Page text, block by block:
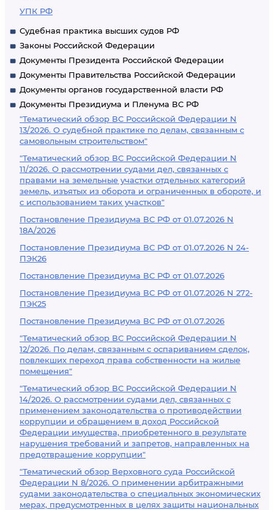
УПК РФ
Судебная практика высших судов РФ
Законы Российской Федерации
Документы Президента Российской Федерации
Документы Правительства Российской Федерации
Документы органов государственной власти РФ
Документы Президиума и Пленума ВС РФ
"Тематический обзор ВС Российской Федерации N
13/2026. О судебной практике по делам, связанным с
самовольным строительством"
"Тематический обзор ВС Российской Федерации N
11/2026. О рассмотрении судами дел, связанных с
правами на земельные участки отдельных категорий
земель, изъятых из оборота и ограниченных в обороте, и
с использованием таких участков"
Постановление Президиума ВС РФ от 01.07.2026 N
18А/2026
Постановление Президиума ВС РФ от 01.07.2026 N 24-
ПЭК26
Постановление Президиума ВС РФ от 01.07.2026
Постановление Президиума ВС РФ от 01.07.2026 N 272-
ПЭК25
Постановление Президиума ВС РФ от 01.07.2026
"Тематический обзор ВС Российской Федерации N
12/2026. По делам, связанным с оспариванием сделок,
повлекших переход права собственности на жилые
помещения"
"Тематический обзор ВС Российской Федерации N
14/2026. О рассмотрении судами дел, связанных с
применением законодательства о противодействии
коррупции и обращением в доход Российской
Федерации имущества, приобретенного в результате
нарушения требований и запретов, направленных на
предотвращение коррупции"
"Тематический обзор Верховного суда Российской
Федерации N 8/2026. О применении арбитражными
судами законодательства о специальных экономических
мерах, предусмотренных в целях защиты национальных